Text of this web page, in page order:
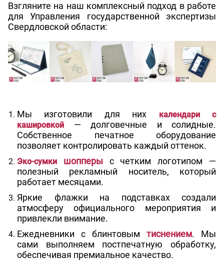
Взгляните на наш комплексный подход в работе
для Управления государственной экспертизы
Свердловской области:
Мы изготовили для них
календари с
кашировкой
— долговечные и солидные.
Собственное печатное оборудование
позволяет контролировать каждый оттенок.
Эко-сумки шопперыс четким логотипом
—
полезный рекламный носитель, который
работает месяцами.
Яркие
флажки на подставках
создали
атмосферу официального мероприятия и
привлекли внимание.
Ежедневники с блинтовым
тиснением. Мы
сами выполняем постпечатную обработку,
обеспечивая премиальное качество.